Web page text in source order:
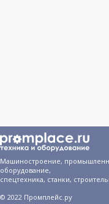
Машиностроение,
оборудование,
спецтехника, станки,
© 2022 Промплейс.ру